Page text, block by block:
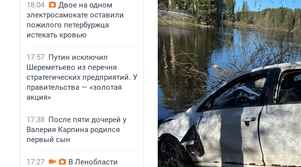
18:04
Двое на одном
электросамокате оставили
пожилого петербуржца
истекать кровью
17:57 Путин исключил
Шереметьево из перечня
стратегических предприятий. У
правительства — «золотая
акция»
17:38 После пяти дочерей у
Валерия Карпина родился
первый сын
17:27
В Ленобласти